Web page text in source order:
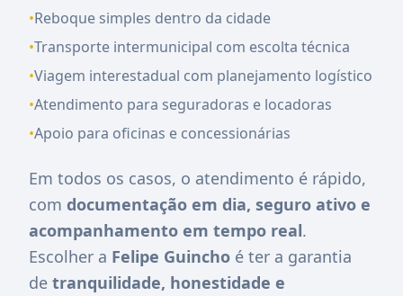
•Reboque simples dentro da cidade
•Transporte intermunicipal com escolta técnica
•Viagem interestadual com planejamento logístico
•Atendimento para seguradoras e locadoras
•Apoio para oficinas e concessionárias
Em todos os casos, o atendimento é rápido,
com documentação em dia, seguro ativo e
acompanhamento em tempo real.
Escolher a Felipe Guincho é ter a garantia
de tranquilidade, honestidade e